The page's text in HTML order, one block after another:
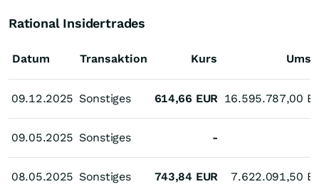
Rational Insidertrades
Datum
09.12.2025
09.05.2025
08.05.2025
Transaktion Kurs
09.12.2025 Sonstiges 614,66 EUR 16.595.787,00
09.05.2025 Sonstiges -
08.05.2025 Sonstiges 743,84 EUR 7.622.091,50